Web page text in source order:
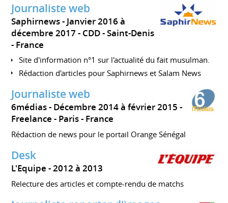
Journaliste web
Saphirnews
Janvier 2016 à
décembre 2017 CDD
Saint-Denis
France
Site d'information n°1 sur l'actualité du fait musulman.
Rédaction d'articles pour Saphirnews et Salam News
Journaliste web
6médias
Décembre 2014 à février 2015
Freelance
Paris France
Rédaction de news pour le portail Orange Sénégal
Desk
L'Equipe 2012 à 2013
Relecture des articles et compte-rendu de matchs